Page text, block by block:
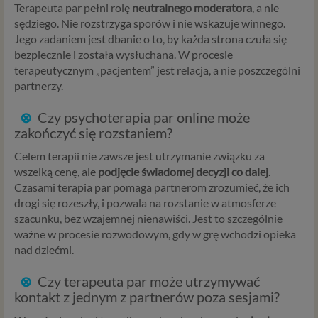
Terapeuta par pełni rolę neutralnego moderatora, a nie
sędziego. Nie rozstrzyga sporów i nie wskazuje winnego.
Jego zadaniem jest dbanie o to, by każda strona czuła się
bezpiecznie i została wysłuchana. W procesie
terapeutycznym „pacjentem” jest relacja, a nie poszczególni
partnerzy.
⊗ Czy psychoterapia par online może
zakończyć się rozstaniem?
Celem terapii nie zawsze jest utrzymanie związku za
wszelką cenę, ale podjęcie świadomej decyzji co dalej.
Czasami terapia par pomaga partnerom zrozumieć, że ich
drogi się rozeszły, i pozwala na rozstanie w atmosferze
szacunku, bez wzajemnej nienawiści. Jest to szczególnie
ważne w procesie rozwodowym, gdy w grę wchodzi opieka
nad dziećmi.
⊗ Czy terapeuta par może utrzymywać
kontakt z jednym z partnerów poza sesjami?
informacji przedstawiamy skrót najważniejszych
zagadnień dotyczących przetwarzania Twoich danych
osobowych, jakie może mieć miejsce po 25 maja 2018 r. w
związku z korzystaniem z naszych usług. Prosimy Cię o jej
przeczytanie, nie zajmie to więcej niż kilka minut.
Czym są dane osobowe
Dane osobowe to, zgodnie z RODO, informacje o
osobie fizycznej. W przypadku korzystania z naszego
serwisu takimi danymi są np. adres e-mail, adres IP lub
Twoje dane w serwisie konsultacyjnym czy w innej
usłudze oferowanej przez Psychoradę. Dane osobowe
mogą być zapisywane w plikach cookies lub podobnych
technologiach (np. local storage) instalowanych przez nas
lub naszych Zaufanych Partnerów na naszych stronach i
naszych usług.